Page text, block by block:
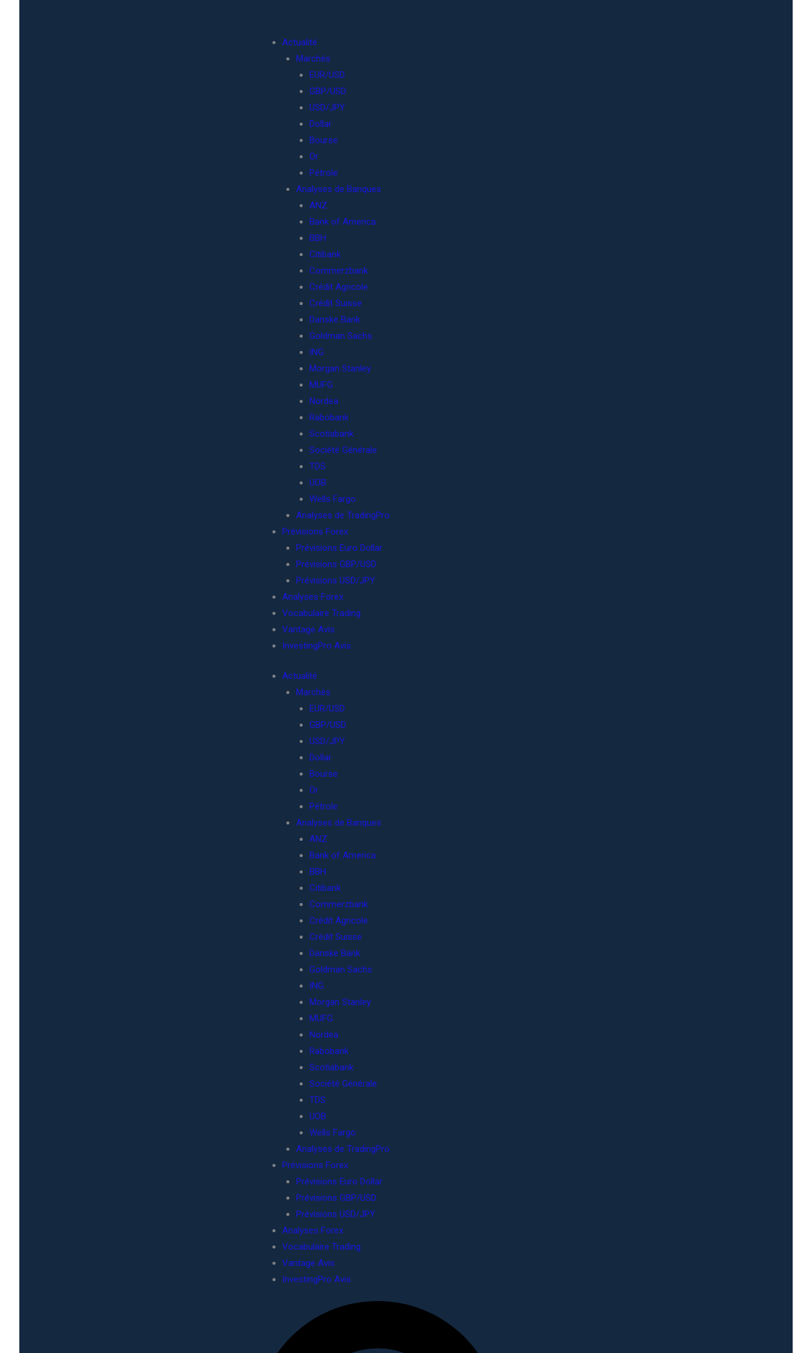
Actualité
Marchés
EUR/USD
GBP/USD
USD/JPY
Dollar
Bourse
Or
Pétrole
Analyses de Banques
ANZ
Bank of America
BBH
Citibank
Commerzbank
Crédit Agricole
Crédit Suisse
Danske Bank
Goldman Sachs
ING
Morgan Stanley
MUFG
Nordea
Rabobank
Scotiabank
Société Générale
TDS
UOB
Wells Fargo
Analyses de TradingPro
Prévisions Forex
Prévisions Euro Dollar
Prévisions GBP/USD
Prévisions USD/JPY
Analyses Forex
Vocabulaire Trading
Vantage Avis
InvestingPro Avis
Actualité
Marchés
EUR/USD
GBP/USD
USD/JPY
Dollar
Bourse
Or
Pétrole
Analyses de Banques
ANZ
Bank of America
BBH
Citibank
Commerzbank
Crédit Agricole
Crédit Suisse
Danske Bank
Goldman Sachs
ING
Morgan Stanley
MUFG
Nordea
Rabobank
Scotiabank
Société Générale
TDS
UOB
Wells Fargo
Analyses de TradingPro
Prévisions Forex
Prévisions Euro Dollar
Prévisions GBP/USD
Prévisions USD/JPY
Analyses Forex
Vocabulaire Trading
Vantage Avis
InvestingPro Avis